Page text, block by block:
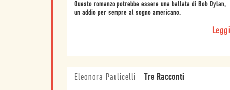
Questo romanzo potrebbe essere una ballata di Bob Dylan,
un addio per sempre al sogno americano.
Leggi
Eleonora Paulicelli - Tre Racconti